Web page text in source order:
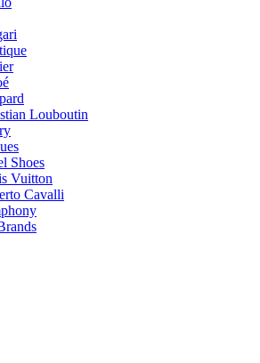
Louboutin
Shoes
Vuitton
Cavalli